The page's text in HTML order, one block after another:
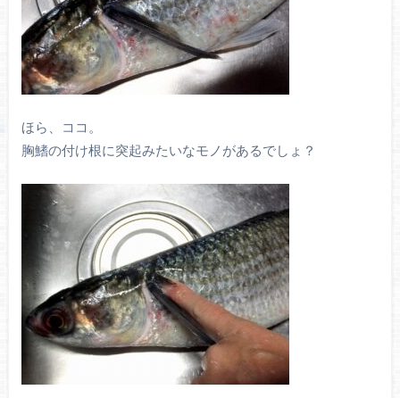
ほら、ココ。
胸鰭の付け根に突起みたいなモノがあるでしょ？